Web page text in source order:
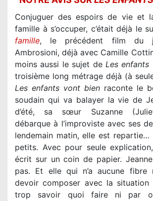
Conjuguer des espoirs de vie et
famille à s’occuper, c’était déjà le
famille, le précédent film du
Ambrosioni, déjà avec Camille
moins aussi le sujet de Les enfants
troisième long métrage déjà (à
Les enfants vont bien raconte le
soudain qui va balayer la vie de
d’été, sa sœur Suzanne
débarque à l’improviste avec ses
lendemain matin, elle est repartie…
petits. Avec pour seule
écrit sur un coin de papier.
pas. Et elle qui n’a aucune fibre
devoir composer avec la situation
trop savoir quoi faire ni par